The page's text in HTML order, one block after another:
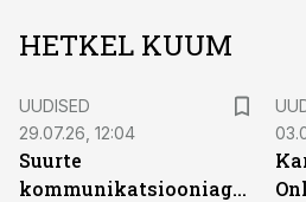
HETKEL KUUM
UUDISED
29.07.26, 12:04
Suurte